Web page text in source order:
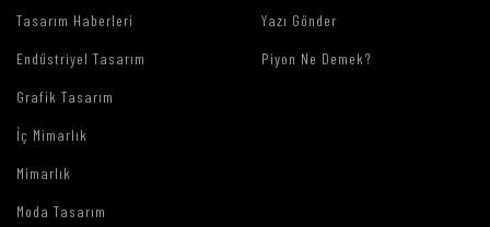
Tasarım Haberleri
Endüstriyel Tasarım
Grafik Tasarım
İç Mimarlık
Mimarlık
Moda Tasarım
Yazı Gönder
Piyon Ne Demek?